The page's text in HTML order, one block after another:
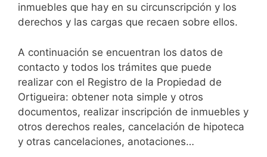
inmuebles que hay en su circunscripción y los
derechos y las cargas que recaen sobre ellos.
A continuación se encuentran los datos de
contacto y todos los trámites que puede
realizar con el Registro de la Propiedad de
Ortigueira: obtener nota simple y otros
documentos, realizar inscripción de inmuebles y
otros derechos reales, cancelación de hipoteca
y otras cancelaciones, anotaciones…